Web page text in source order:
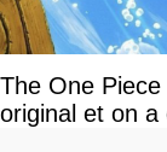
The One
original et on a